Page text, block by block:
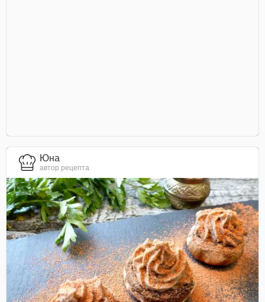
Юна
автор рецепта